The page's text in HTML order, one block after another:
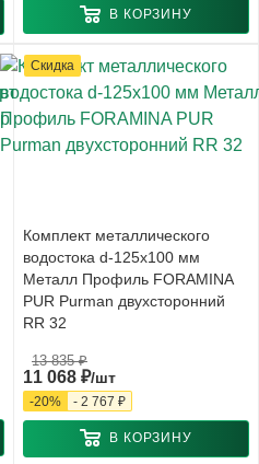
В КОРЗИНУ
Скидка
Комплект металлического
водостока d-125x100 мм
Металл Профиль FORAMINA
PUR Purman двухсторонний
RR 32
11 068 ₽/шт
13 835₽
-20% - 2 767 ₽
В КОРЗИНУ